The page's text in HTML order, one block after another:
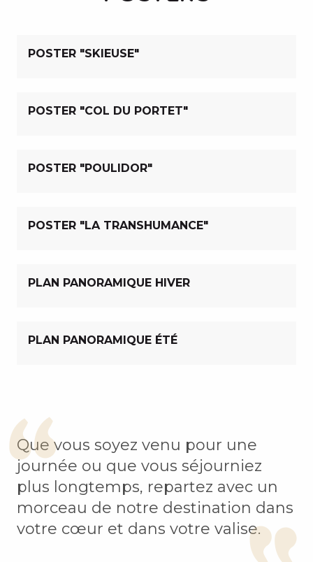
POSTER "SKIEUSE"
POSTER "COL DU PORTET"
POSTER "POULIDOR"
POSTER "LA TRANSHUMANCE"
PLAN PANORAMIQUE HIVER
PLAN PANORAMIQUE ÉTÉ
Que vous soyez venu pour une
journée ou que vous séjourniez
plus longtemps, repartez avec un
morceau de notre destination dans
votre cœur et dans votre valise.